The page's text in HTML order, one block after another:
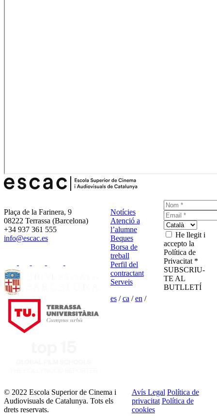
Plaça de la Farinera, 9
08222 Terrassa (Barcelona)
+34 937 361 555
info@escac.es
Notícies
Atenció a
l’alumne
Beques
Borsa de
treball
Perfil del
contractant
Serveis
es/ca /en /
He llegit i
accepto la
Política de
Privacitat *
SUBSCRIU-
TE AL
BUTLLETÍ
© 2022 Escola Superior de Cinema i
Audiovisuals de Catalunya. Tots els
drets reservats.
Avís Legal Política de
privacitat Política de
cookies